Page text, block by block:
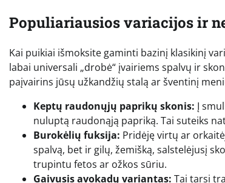
Populiariausios variacijos ir
Kai puikiai išmoksite gaminti bazinį klasikinį
labai universali „drobė“ įvairiems spalvų ir
paįvairins jūsų užkandžių stalą ar šventinį
Keptų raudonųjų paprikų skonis: Į
nuluptą raudonąją papriką. Tai suteiks
Burokėlių fuksija: Pridėję virtų ar
spalvą, bet ir gilų, žemišką, salstelėjusį
trupintu fetos ar ožkos sūriu.
Gaivusis avokadų variantas: Tai tarsi